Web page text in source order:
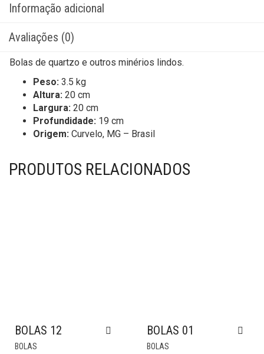
Informação adicional
Avaliações (0)
Bolas de quartzo e outros minérios lindos.
Peso: 3.5 kg
Altura: 20 cm
Largura: 20 cm
Profundidade: 19 cm
Origem: Curvelo, MG – Brasil
PRODUTOS RELACIONADOS
BOLAS 12
BOLAS
BOLAS 01
BOLAS